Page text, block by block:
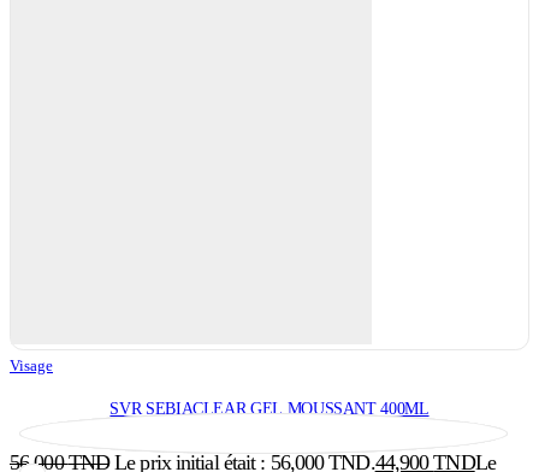
Visage
SVR SEBIACLEAR GEL MOUSSANT 400ML
56,000TND Le prix initial était : 56,000 TND.44,900TNDLe